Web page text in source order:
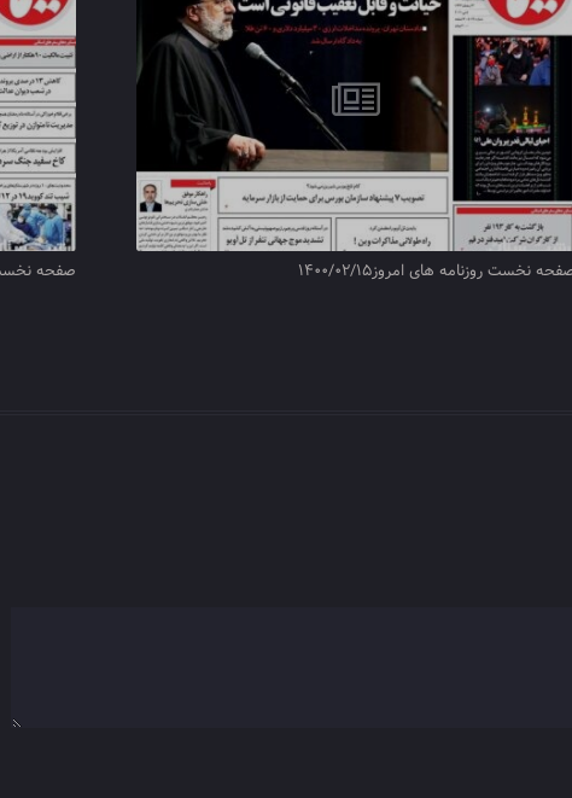
نخست روزنامه های امروز۱۴۰۰/۰۲/۱۵ صفحه نخست